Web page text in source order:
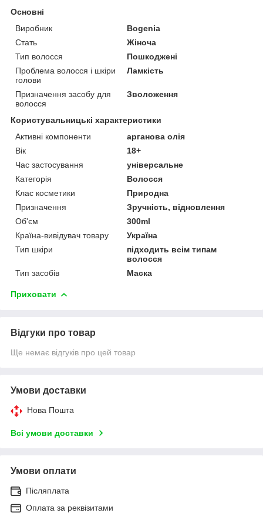
Основні
Виробник
Bogenia
Стать
Жіноча
Тип волосся
Пошкоджені
Проблема волосся і шкіри
голови
Ламкість
Призначення засобу для
волосся
Зволоження
Користувальницькі характеристики
Активні компоненти
арганова олія
Вік
18+
Час застосування
універсальне
Категорія
Волосся
Клас косметики
Природна
Призначення
Зручність, відновлення
Об'єм
300ml
Країна-вивідувач товару
Україна
Тип шкіри
підходить всім типам
волосся
Тип засобів
Маска
Приховати
Відгуки про товар
Ще немає відгуків про цей товар
Умови доставки
Нова Пошта
Всі умови доставки
Умови оплати
Післяплата
Оплата за реквізитами